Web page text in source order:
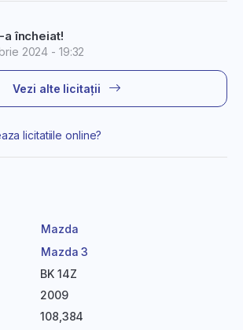
încheiat!
2024 - 19:32
Vezi alte licitații
licitatiile online?
Mazda
Mazda 3
BK 14Z
2009
108,384